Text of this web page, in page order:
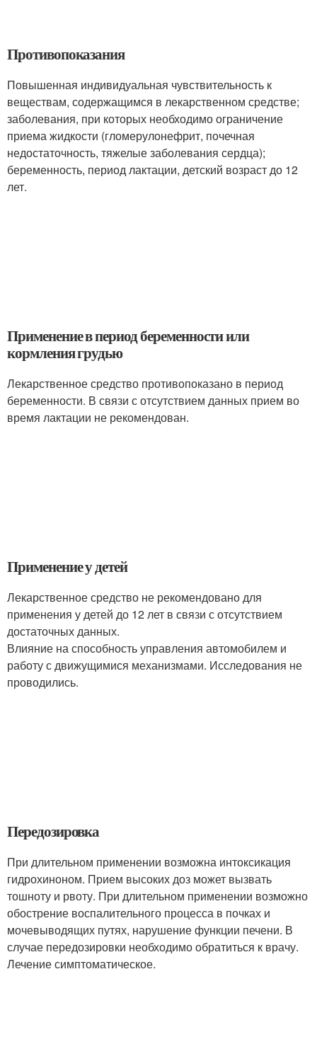
Противопоказания
Повышенная индивидуальная чувствительность к
веществам, содержащимся в лекарственном средстве;
заболевания, при которых необходимо ограничение
приема жидкости (гломерулонефрит, почечная
недостаточность, тяжелые заболевания сердца);
беременность, период лактации, детский возраст до 12
лет.
Применение в период беременности или
кормления грудью
Лекарственное средство противопоказано в период
беременности. В связи с отсутствием данных прием во
время лактации не рекомендован.
Применение у детей
Лекарственное средство не рекомендовано для
применения у детей до 12 лет в связи с отсутствием
достаточных данных.
Влияние на способность управления автомобилем и
работу с движущимися механизмами. Исследования не
проводились.
Передозировка
При длительном применении возможна интоксикация
гид­рохиноном. Прием высоких доз может вызвать
тошноту и рвоту. При длительном применении возможно
обострение воспалительного процесса в почках и
мочевыводящих путях, нарушение функции печени. В
случае передозировки необходимо обратиться к врачу.
Лечение симптоматическое.